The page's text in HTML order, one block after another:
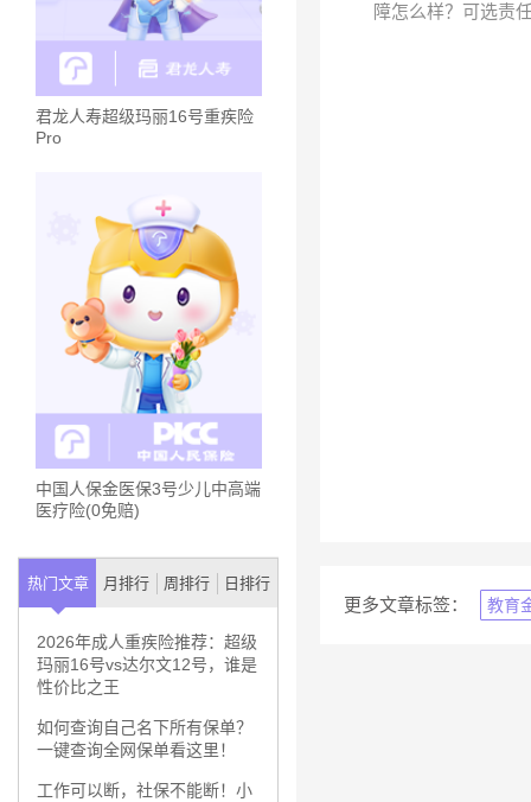
君龙人寿超级玛丽16号重疾险
Pro
中国人保金医保3号少儿中高端
医疗险(0免赔)
热门文章 月排行 周排行 日排行
2026年成人重疾险推荐：超级
玛丽16号vs达尔文12号，谁是
性价比之王
如何查询自己名下所有保单？
一键查询全网保单看这里！
工作可以断，社保不能断！小
障怎么样？可选责
更多文章标签： 教育